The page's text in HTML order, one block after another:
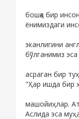
бошқа бир
ёнимиздаги
эканлигини
бўлганимиз
асраган бир
"Ҳар ишда бир
машойиҳлар.
Аслида эса